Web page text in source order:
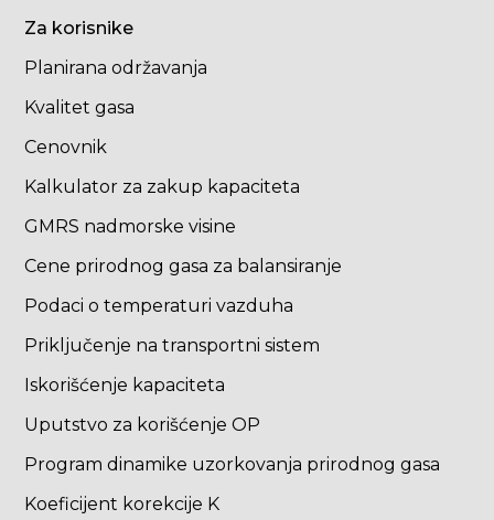
Za korisnike
Planirana održavanja
Kvalitet gasa
Cenovnik
Kalkulator za zakup kapaciteta
GMRS nadmorske visine
Cene prirodnog gasa za balansiranje
Podaci o temperaturi vazduha
Priključenje na transportni sistem
Iskorišćenje kapaciteta
Uputstvo za korišćenje OP
Program dinamike uzorkovanja prirodnog gasa
Koeficijent korekcije K